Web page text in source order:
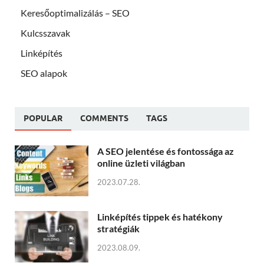
Keresőoptimalizálás – SEO
Kulcsszavak
Linképítés
SEO alapok
POPULAR COMMENTS TAGS
A SEO jelentése és fontossága az
online üzleti világban
2023.07.28.
Linképítés tippek és hatékony
stratégiák
2023.08.09.